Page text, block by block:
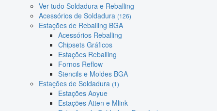
Ver tudo Soldadura e Reballing
Acessórios de Soldadura (126)
Estações de Reballing BGA
Acessórios Reballing
Chipsets Gráficos
Estações Reballing
Fornos Reflow
Stencils e Moldes BGA
Estações de Soldadura (1)
Estações Aoyue
Estações Atten e Mlink